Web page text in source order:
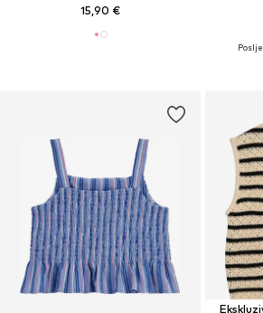
15,90 €